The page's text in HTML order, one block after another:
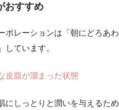
おすすめ
ポレーションは「朝にどろあわ
しています。
皮脂が溜まった状態
にしっとりと潤いを与えるため